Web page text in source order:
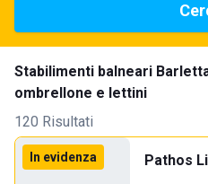
Stabilimenti balneari
ombrellone e lettini
120 Risultati
In evidenza Pathos